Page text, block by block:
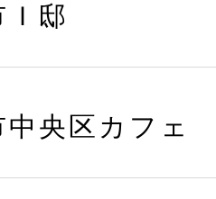
Ｉ邸
中央区カフェ